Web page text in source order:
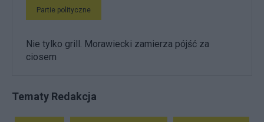
Partie polityczne
Nie tylko grill. Morawiecki zamierza pójść za
ciosem
Tematy Redakcja